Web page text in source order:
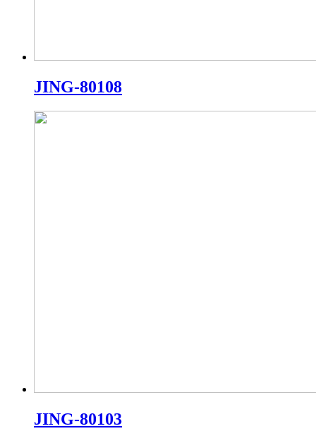
JING-80108
JING-80103